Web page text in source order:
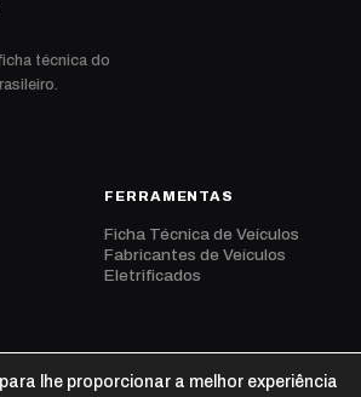
técnica do
FERRAMENTAS
Ficha Técnica de Veículos
Fabricantes de Veículos
Eletrificados
lhe proporcionar a melhor experiência